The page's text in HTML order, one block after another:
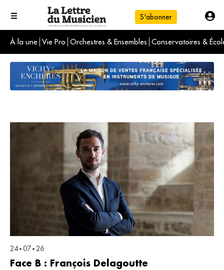
S'abonner
À la une Vie Pro Orchestres & Ensembles Conservatoires &
L'info du jour
Le numéro du mois
International
24 • 07 • 26
Face B : François Delagoutte